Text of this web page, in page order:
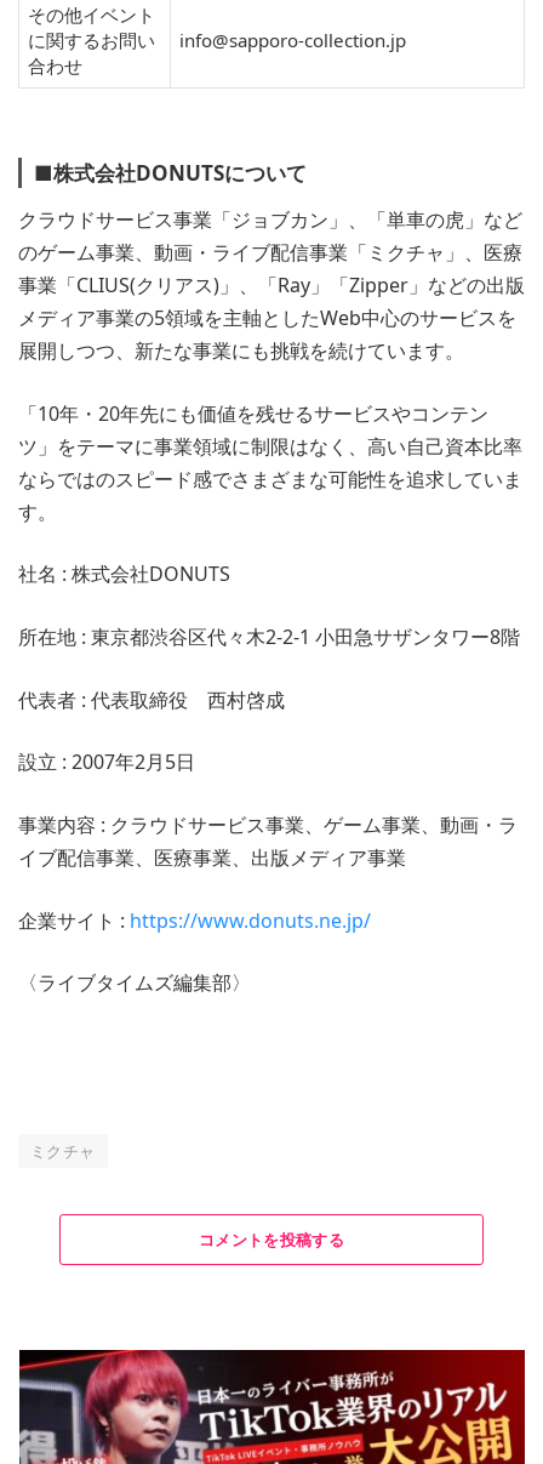
その他イベント
に関するお問い
合わせ
info@sapporo-collection.jp
■株式会社DONUTSについて
クラウドサービス事業「ジョブカン」、「単車の虎」など
のゲーム事業、動画・ライブ配信事業「ミクチャ」、医療
事業「CLIUS(クリアス)」、「Ray」「Zipper」などの出版
メディア事業の5領域を主軸としたWeb中心のサービスを
展開しつつ、新たな事業にも挑戦を続けています。
「10年・20年先にも価値を残せるサービスやコンテン
ツ」をテーマに事業領域に制限はなく、高い自己資本比率
ならではのスピード感でさまざまな可能性を追求していま
す。
社名 : 株式会社DONUTS
所在地 : 東京都渋谷区代々木2-2-1 小田急サザンタワー8階
代表者 : 代表取締役 西村啓成
設立 : 2007年2月5日
事業内容 : クラウドサービス事業、ゲーム事業、動画・ラ
イブ配信事業、医療事業、出版メディア事業
企業サイト : https://www.donuts.ne.jp/
〈ライブタイムズ編集部〉
ミクチャ
コメントを投稿する